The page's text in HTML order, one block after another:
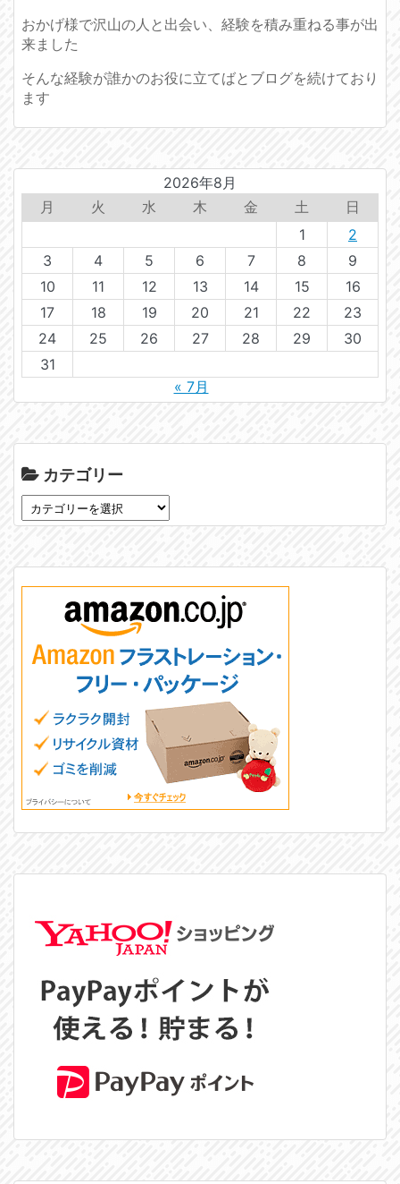
おかげ様で沢山の人と出会い、経験を積み重ねる事が出
来ました
そんな経験が誰かのお役に立てばとブログを続けており
ます
2026年8月
月
火 水 木 金 土
日
1
2
3
4 5 6 7 8
9
10
11 12 13 14 15
16
17
18 19 20 21 22
23
24
25 26 27 28 29
30
31
« 7月
カテゴリー